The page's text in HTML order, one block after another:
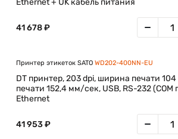
Ethernet + UK кабель питания
41 678 ₽
Принтер этикеток SATO WD202-400NN-EU
DT принтер, 203 dpi, ширина печати
печати 152,4 мм/сек, USB, RS-232 (COM
Ethernet
41 953 ₽